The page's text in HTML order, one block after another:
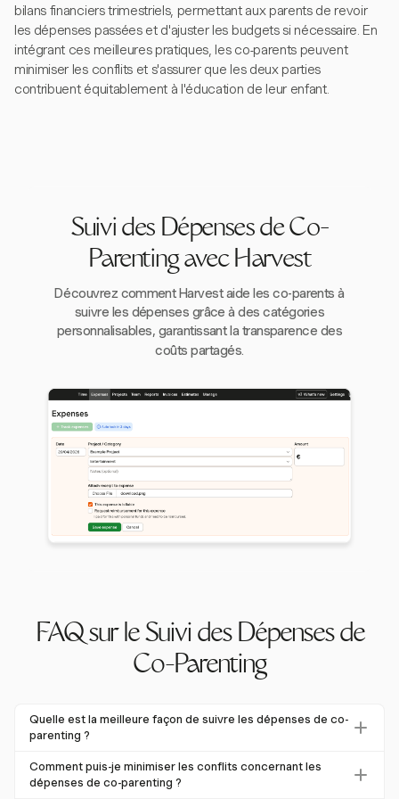
bilans financiers trimestriels, permettant aux parents de revoir
les dépenses passées et d'ajuster les budgets si nécessaire. En
intégrant ces meilleures pratiques, les co-parents peuvent
minimiser les conflits et s'assurer que les deux parties
contribuent équitablement à l'éducation de leur enfant.
Suivi des Dépenses de Co-
Parenting avec Harvest
Découvrez comment Harvest aide les co-parents à
suivre les dépenses grâce à des catégories
personnalisables, garantissant la transparence des
coûts partagés.
FAQ sur le Suivi des Dépenses de
Co-Parenting
Quelle est la meilleure façon de suivre les dépenses de co-
parenting ?
La meilleure façon de suivre les dépenses de co-parenting
est d'utiliser un outil fiable comme Harvest, qui permet des
Comment puis-je minimiser les conflits concernant les
dépenses de co-parenting ?